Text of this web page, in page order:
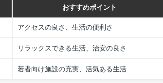
おすすめポイント
アクセスの良さ、生活の便利さ
リラックスできる生活、治安の良さ
若者向け施設の充実、活気ある生活